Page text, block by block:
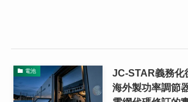
電池
JC-STAR義務化
海外製功率調節